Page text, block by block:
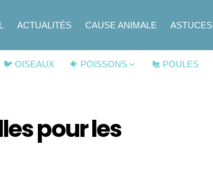
ACTUALITÉS CAUSE ANIMALE ASTUCES
🐦 OISEAUX 🐠 POISSONS 🐔 POULES
pour les